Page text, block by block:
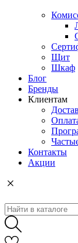
Щит
Шкаф
Блог
Бренды
Клиентам
Контакты
Акции